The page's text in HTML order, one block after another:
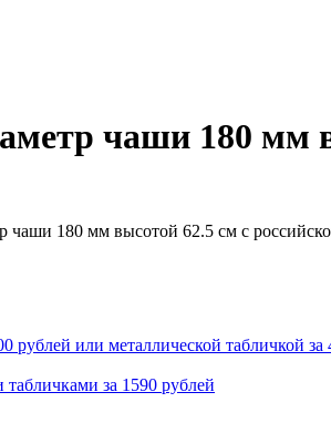
чаши 180 мм
чаши 180 мм высотой 62.5 см с
рублей или металлической табличкой за
за 1590 рублей